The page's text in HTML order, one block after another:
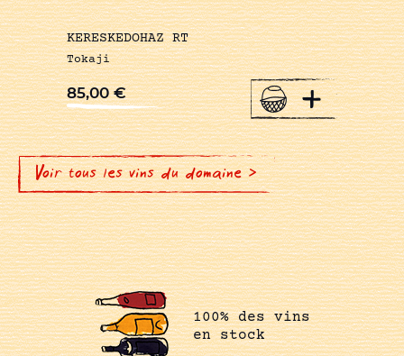
KERESKEDOHAZ RT
Tokaji
85,00€ +
Voir tous les vins du domaine >
100% des vins
en stock